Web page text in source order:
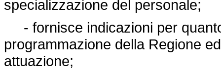
specializzazione del personale;
- fornisce indicazioni per
programmazione della Regione
attuazione;